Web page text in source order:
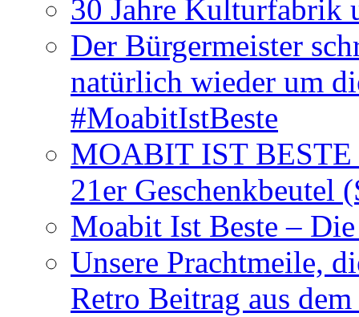
30 Jahre Kulturfabrik
Der Bürgermeister
natürlich wieder um
#MoabitIstBeste
MOABIT IST BESTE
21er Geschenkbeutel
Moabit Ist Beste –
Unsere Prachtmeile,
Retro Beitrag aus